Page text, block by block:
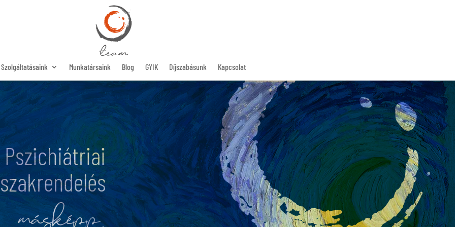
Szolgáltatásaink Munkatársaink Blog GYIK Díjszabásunk Kapcsolat
Pszichiátriai
szakrendelés
másképp.